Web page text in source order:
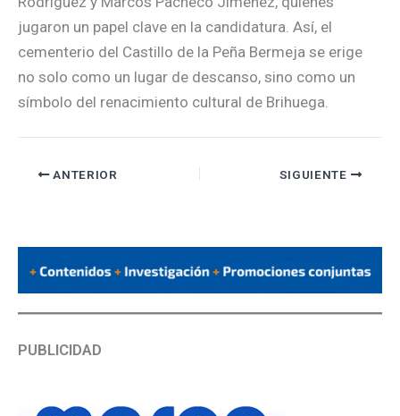
jugaron un papel clave en la candidatura. Así, el
cementerio del Castillo de la Peña Bermeja se erige
no solo como un lugar de descanso, sino como un
símbolo del renacimiento cultural de Brihuega.
ANTERIOR SIGUIENTE
PUBLICIDAD